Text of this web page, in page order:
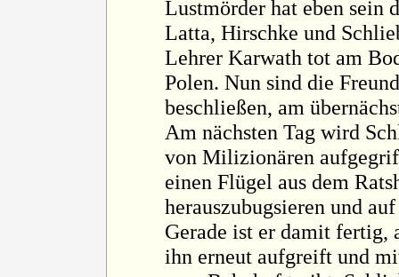
Lustmörder hat eben sein
Latta, Hirschke und
Lehrer Karwath tot am
Polen. Nun sind die
beschließen, am
Am nächsten Tag wird
von Milizionären
einen Flügel aus dem
herauszubugsieren und
Gerade ist er damit
ihn erneut aufgreift und